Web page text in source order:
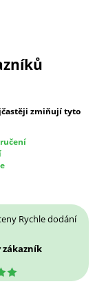
zmiňují tyto
Rychle dodání
zákazník